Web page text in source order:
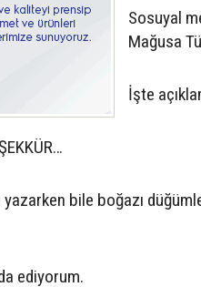
Sosuyal
Mağusa
İşte
yazarken bile boğazı
ediyorum.